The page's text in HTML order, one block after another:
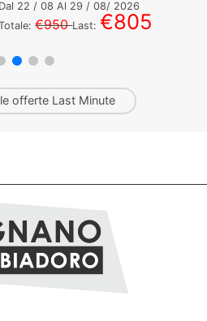
/ 08 Al29/ 08/ 2026
€950Last:€805
offerte Last Minute